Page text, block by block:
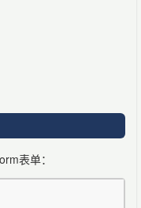
表单：